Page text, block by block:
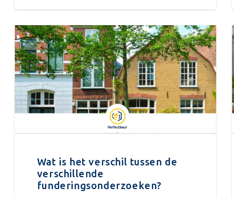
Wat is het verschil tussen de
verschillende
funderingsonderzoeken?